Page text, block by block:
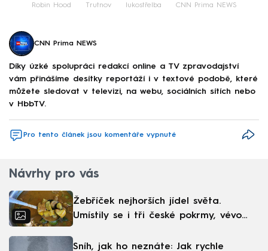
Robin Hood Trutnov lukostřelba CNN Prima NEWS
CNN Prima NEWS
Díky úzké spolupráci redakcí online a TV zpravodajství
vám přinášíme desítky reportáží i v textové podobě, které
můžete sledovat v televizi, na webu, sociálních sítích nebo
v HbbTV.
Pro tento článek jsou komentáře vypnuté
Návrhy pro vás
Žebříček nejhorších jídel světa.
Umístily se i tři české pokrmy, vévodí
Sníh, jak ho neznáte: Jak rychle